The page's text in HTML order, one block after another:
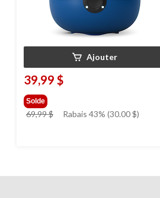
Ajouter
39,99 $
Solde
69,99 $
prixRabais 43% (30.00 $)